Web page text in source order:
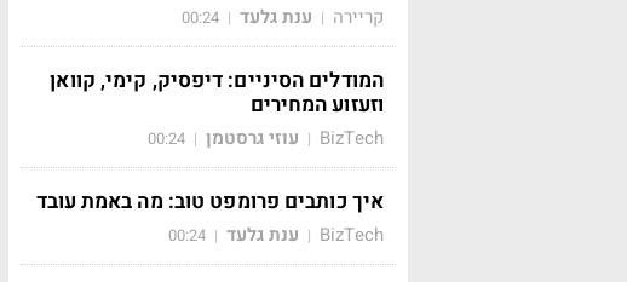
קריירה | ענת גלעד |
00:24
המודלים הסיניים: דיפסיק, קימי, קוואן
וזעזוע המחירים
BizTech
| עוזי גרסטמן |
00:24
איך כותבים פרומפט טוב: מה באמת עובד
BizTech
| ענת גלעד |
00:24